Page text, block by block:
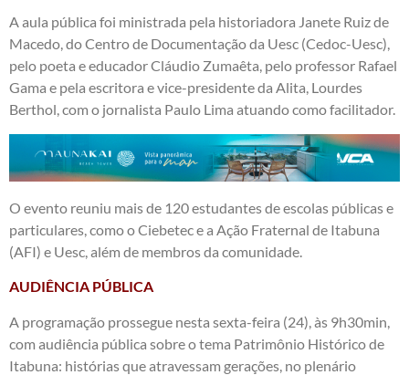
A aula pública foi ministrada pela historiadora Janete Ruiz de
Macedo, do Centro de Documentação da Uesc (Cedoc-Uesc),
pelo poeta e educador Cláudio Zumaêta, pelo professor Rafael
Gama e pela escritora e vice-presidente da Alita, Lourdes
Berthol, com o jornalista Paulo Lima atuando como facilitador.
O evento reuniu mais de 120 estudantes de escolas públicas e
particulares, como o Ciebetec e a Ação Fraternal de Itabuna
(AFI) e Uesc, além de membros da comunidade.
AUDIÊNCIA PÚBLICA
A programação prossegue nesta sexta-feira (24), às 9h30min,
com audiência pública sobre o tema Patrimônio Histórico de
Itabuna: histórias que atravessam gerações, no plenário